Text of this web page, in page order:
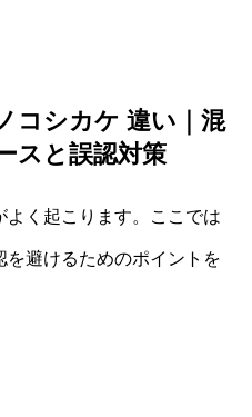
コシカケ 違い｜混
スと誤認対策
よく起こります。ここでは
を避けるためのポイントを